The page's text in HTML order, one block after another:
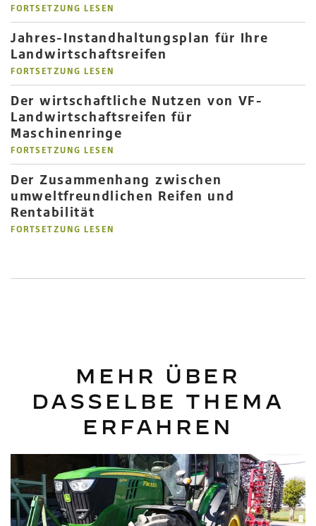
FORTSETZUNG LESEN
Jahres-Instandhaltungsplan für Ihre
Landwirtschaftsreifen
FORTSETZUNG LESEN
Der wirtschaftliche Nutzen von VF-
Landwirtschaftsreifen für
Maschinenringe
FORTSETZUNG LESEN
Der Zusammenhang zwischen
umweltfreundlichen Reifen und
Rentabilität
FORTSETZUNG LESEN
MEHR ÜBER
DASSELBE THEMA
ERFAHREN